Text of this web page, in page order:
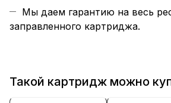
Мы даем гарантию на весь
заправленного картриджа.
Такой картридж можно